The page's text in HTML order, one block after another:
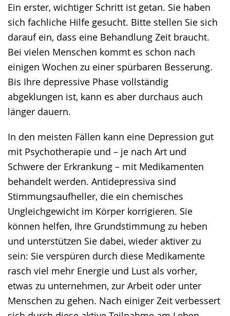
Ein erster, wichtiger Schritt ist getan. Sie haben
sich fachliche Hilfe gesucht. Bitte stellen Sie sich
darauf ein, dass eine Behandlung Zeit braucht.
Bei vielen Menschen kommt es schon nach
einigen Wochen zu einer spürbaren Besserung.
Bis Ihre depressive Phase vollständig
abgeklungen ist, kann es aber durchaus auch
länger dauern.
In den meisten Fällen kann eine Depression gut
mit Psychotherapie und – je nach Art und
Schwere der Erkrankung – mit Medikamenten
behandelt werden. Antidepressiva sind
Stimmungsaufheller, die ein chemisches
Ungleichgewicht im Körper korrigieren. Sie
können helfen, Ihre Grundstimmung zu heben
und unterstützen Sie dabei, wieder aktiver zu
sein: Sie verspüren durch diese Medikamente
rasch viel mehr Energie und Lust als vorher,
etwas zu unternehmen, zur Arbeit oder unter
Menschen zu gehen. Nach einiger Zeit verbessert
Gebärdensprache
wird
angezeigt.